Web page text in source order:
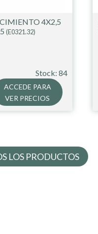
4X2,5
(E0321.32)
Stock: 84
ACCEDE PARA
VER PRECIOS
LOS PRODUCTOS